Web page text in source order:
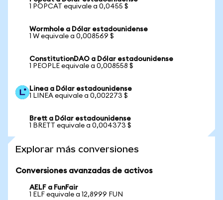
1 POPCAT equivale a 0,0455 $
Wormhole a Dólar estadounidense
1 W equivale a 0,008569 $
ConstitutionDAO a Dólar estadounidense
1 PEOPLE equivale a 0,008558 $
Linea a Dólar estadounidense
1 LINEA equivale a 0,002273 $
Brett a Dólar estadounidense
1 BRETT equivale a 0,004373 $
Explorar más conversiones
Conversiones avanzadas de activos
AELF a FunFair
1 ELF equivale a 12,8999 FUN